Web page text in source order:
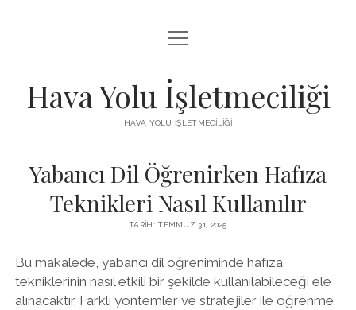
INSTAGRAM BEĞENI KISITLAMASI
LISTE
SAYFA LISTESI
ÜCRETSIZ TIKTOK TAKIPÇI ARTTIRMA
menüyü
aç
Hava Yolu İşletmeciliği
HAVA YOLU İŞLETMECILIĞI
Yabancı Dil Öğrenirken Hafıza
Teknikleri Nasıl Kullanılır
TARIH: TEMMUZ 31, 2025
Bu makalede, yabancı dil öğreniminde hafıza
tekniklerinin nasıl etkili bir şekilde kullanılabileceği ele
alınacaktır. Farklı yöntemler ve stratejiler ile öğrenme